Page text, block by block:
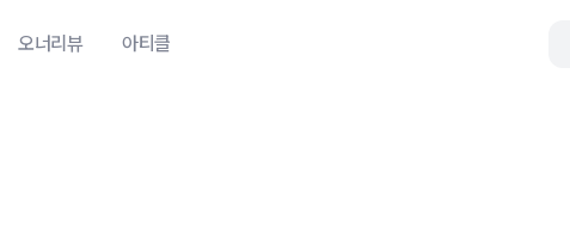
오너리뷰 아티클